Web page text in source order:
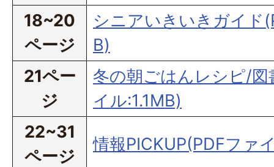
18~20
ページ
シニアいきいきガイド
B)
21ペー
ジ
冬の朝ごはんレシピ/
イル:1.1MB)
22~31
ページ
情報PICKUP(PDFファ